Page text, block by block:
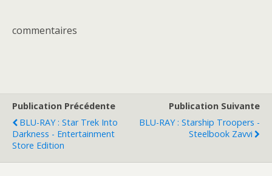
commentaires
Publication Précédente
BLU-RAY : Star Trek Into
Darkness - Entertainment
Store Edition
Publication Suivante
BLU-RAY : Starship Troopers -
Steelbook Zavvi